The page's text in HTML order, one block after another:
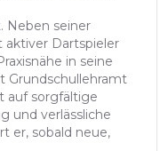
Neben seiner
aktiver Dartspieler
in seine
Grundschullehramt
auf sorgfältige
und verlässliche
er, sobald neue,